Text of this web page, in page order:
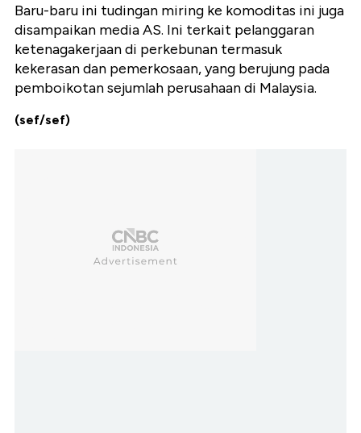
Baru-baru ini tudingan miring ke komoditas ini juga
disampaikan media AS. Ini terkait pelanggaran
ketenagakerjaan di perkebunan termasuk
kekerasan dan pemerkosaan, yang berujung pada
pemboikotan sejumlah perusahaan di Malaysia.
(sef/sef)